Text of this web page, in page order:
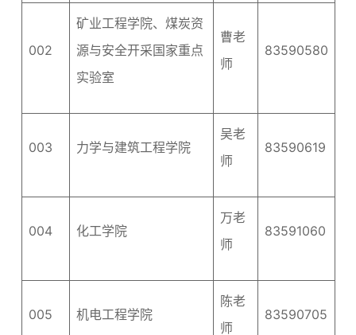
002
矿业工程学院、煤炭资
源与安全开采国家重点
实验室
曹老
师
83590580
003 力学与建筑工程学院
吴老
师
83590619
004 化工学院
万老
师
83591060
005 机电工程学院
陈老
师
83590705